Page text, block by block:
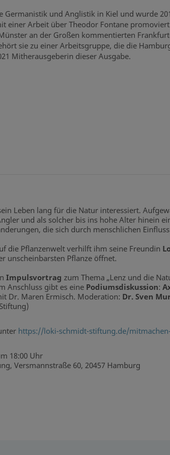
Germanistik und Anglistik in Kiel und wurde
einer Arbeit über Theodor Fontane
an der Großen kommentierten
sie zu einer Arbeitsgruppe, die die
Mitherausgeberin dieser Ausgabe.
Leben lang für die Natur interessiert.
und als solcher bis ins hohe Alter hinein
die sich durch menschlichen
die Pflanzenwelt verhilft ihm seine Freundin
unscheinbarsten Pflanze öffnet.
Impulsvortrag zum Thema „Lenz und die
Anschluss gibt es eine Podiumsdiskussion:
Dr. Maren Ermisch. Moderation: Dr. Sven
https://loki-schmidt-stiftung.de/
18:00 Uhr
Versmannstraße 60, 20457 Hamburg